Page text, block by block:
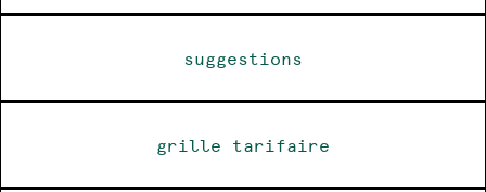
suggestions
grille tarifaire